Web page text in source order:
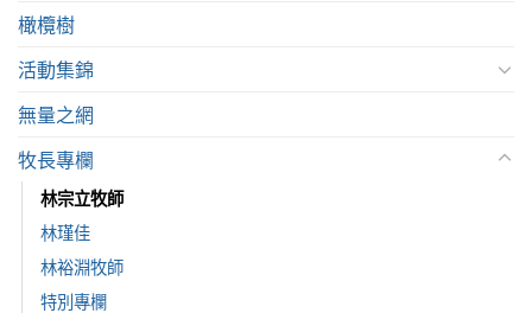
橄欖樹
活動集錦
無量之網
牧長專欄
林宗立牧師
林瑾佳
林裕淵牧師
特別專欄